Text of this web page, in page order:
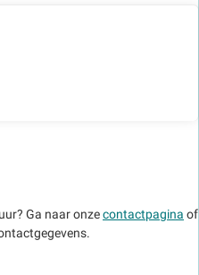
Ga naar onzecontactpagina of